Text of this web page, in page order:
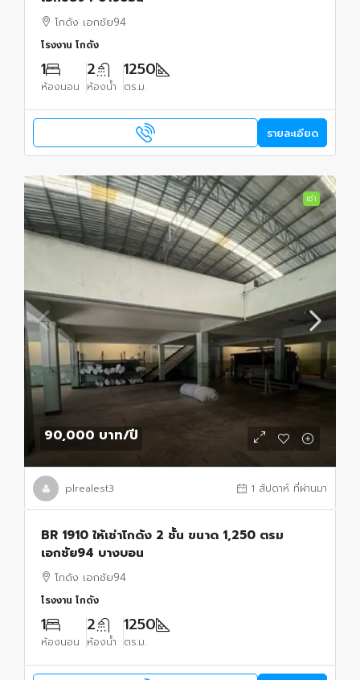
โกดัง เอกชัย94
โรงงาน โกดัง
1
ห้องนอน
2
ห้องน้ำ
1250
ตร.ม.
รายละเอียด
เช่า
90,000 บาท/ปี
plrealest3 1 สัปดาห์ ที่ผ่านมา
BR 1910 ให้เช่าโกดัง 2 ชั้น ขนาด 1,250 ตรม
เอกชัย94 บางบอน
โกดัง เอกชัย94
โรงงาน โกดัง
1
ห้องนอน
2
ห้องน้ำ
1250
ตร.ม.